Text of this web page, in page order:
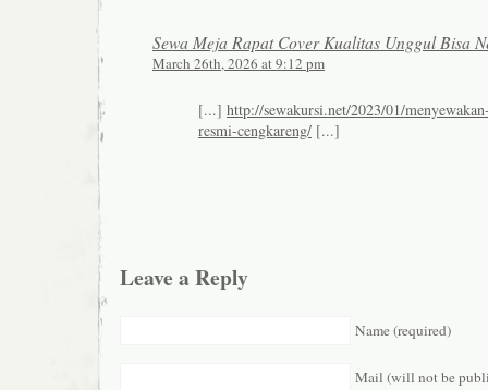
Sewa Meja Rapat Cover Kualitas Unggul Bisa
March 26th, 2026 at 9:12 pm
[...] http://sewakursi.net/2023/01/
resmi-cengkareng/ [...]
Leave a Reply
Name (required)
Mail (will not be